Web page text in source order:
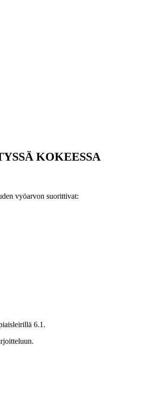
KOKEESSA
vyöarvon suorittivat:
6.1.